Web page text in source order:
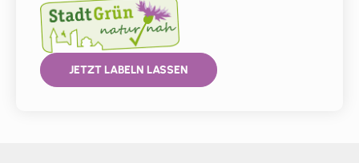
JETZT LABELN LASSEN